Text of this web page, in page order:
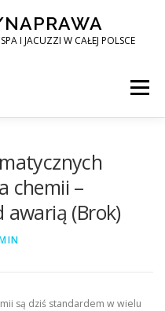
I JACUZZI W CAŁEJ POLSCE
Menu
CAŁEJ POLSCE
chemii –
(Brok)
są dziś standardem w wielu